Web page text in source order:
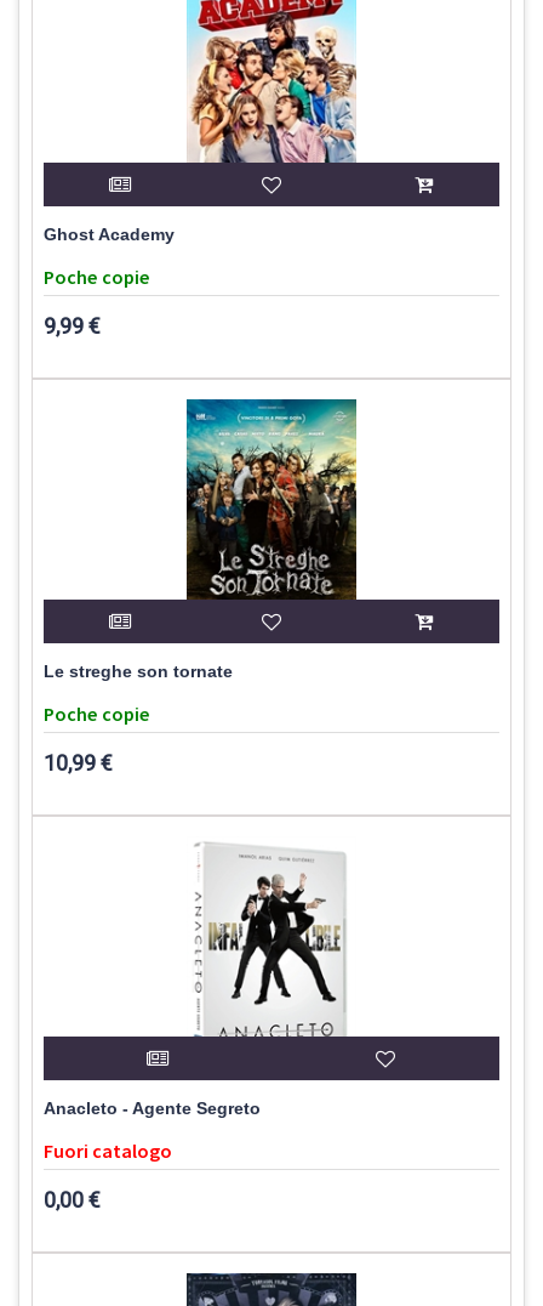
Ghost Academy
Poche copie
9,99 €
Le streghe son tornate
Poche copie
10,99 €
Anacleto - Agente Segreto
Fuori catalogo
0,00 €